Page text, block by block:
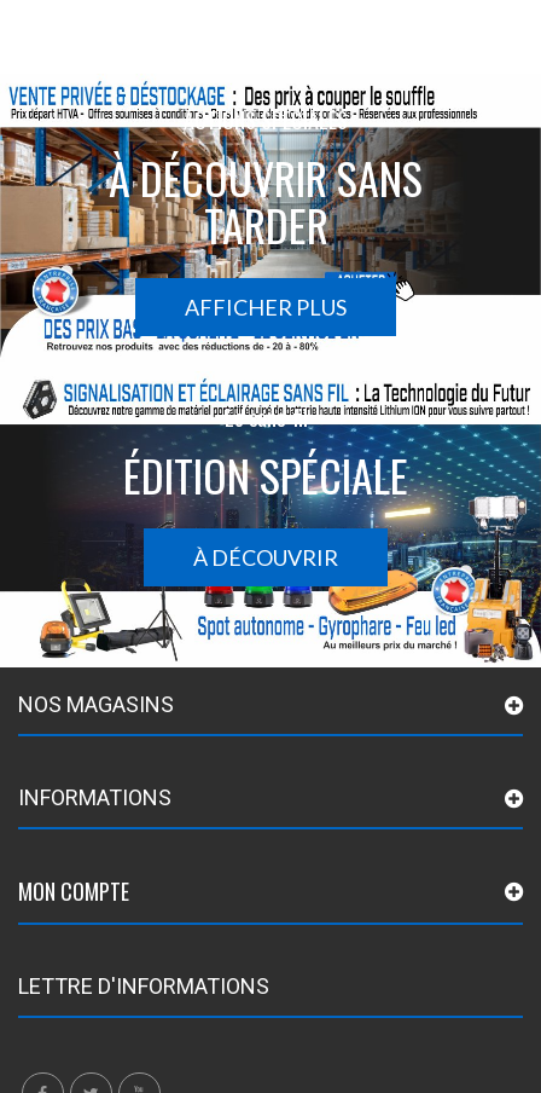
ACTIONS SPÉCIALES
À DÉCOUVRIR SANS
TARDER
AFFICHER PLUS
Le sans-fil
ÉDITION SPÉCIALE
À DÉCOUVRIR
NOS MAGASINS
INFORMATIONS
MON COMPTE
LETTRE D'INFORMATIONS